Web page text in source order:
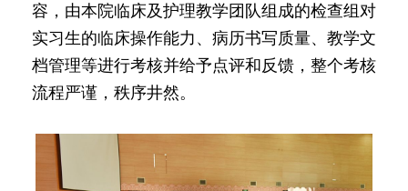
容，由本院临床及护理教学团队组成的检查组对
实习生的临床操作能力、病历书写质量、教学文
档管理等进行考核并给予点评和反馈，整个考核
流程严谨，秩序井然。